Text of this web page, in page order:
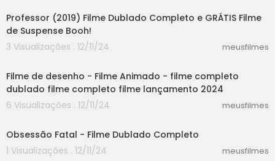
Professor (2019) Filme Dublado Completo e GRÁTIS Filme
de Suspense Booh!
3 Visualizações . 12/11/24
meusfilmes
Filme de desenho - Filme Animado - filme completo
dublado filme completo filme lançamento 2024
6 Visualizações . 12/11/24
meusfilmes
Obsessão Fatal - Filme Dublado Completo
1 Visualizações . 12/11/24
meusfilmes